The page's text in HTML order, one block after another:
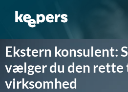
indholdet
Ekstern konsulent:
vælger du den rette
virksomhed